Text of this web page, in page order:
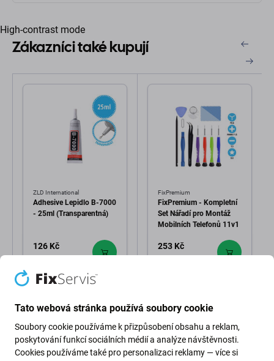
High-contrast mode
Zákazníci také kupují
ZLD International
Adhesive Lepidlo B-7000
- 25ml (Transparentná)
126 Kč
OBJEDNÁVKU
FixPremium
FixPremium - Kompletní
Set Nářadí pro Montáž
Mobilních Telefonů 11v1
253 Kč
Tato webová stránka používá soubory cookie
Soubory cookie používáme k přizpůsobení obsahu a reklam,
poskytování funkcí sociálních médií a analýze návštěvnosti.
Cookies používáme také pro personalizaci reklamy — více si